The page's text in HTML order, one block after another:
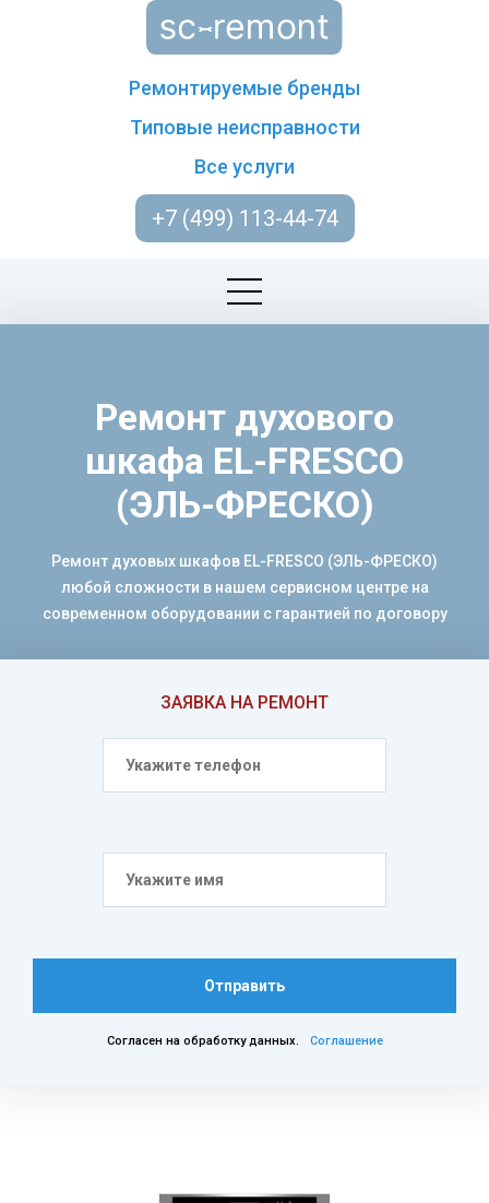
Ремонтируемые бренды
Типовые неисправности
Все услуги
+7 (499) 113-44-74
ЗАЯВКА НА РЕМОНТ
Отправить
Согласен на обработку данных. Соглашение
Ремонт духового
шкафа EL-FRESCO
(ЭЛЬ-ФРЕСКО)
Ремонт духовых шкафов EL-FRESCO (ЭЛЬ-ФРЕСКО)
любой сложности в нашем сервисном центре на
современном оборудовании с гарантией по договору